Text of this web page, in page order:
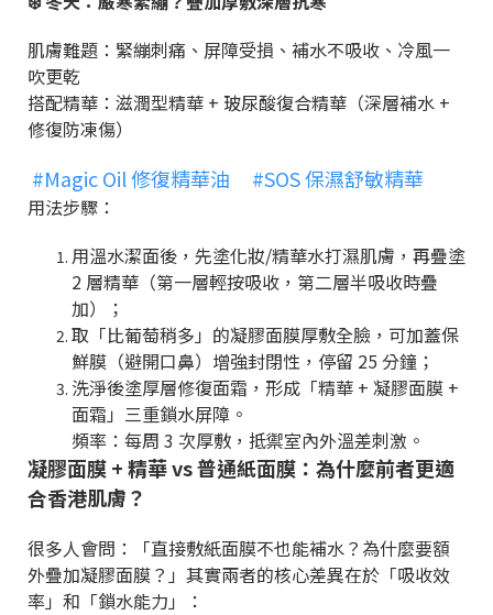
肌膚難題：緊繃刺痛、屏障受損、補水不吸收、冷風一
吹更乾
搭配精華：滋潤型精華 + 玻尿酸復合精華（深層補水 +
修復防凍傷）
#Magic Oil 修復精華油 #SOS 保濕舒敏精華
用法步驟：
用溫水潔面後，先塗化妝/精華水打濕肌膚，再疊塗
2 層精華（第一層輕按吸收，第二層半吸收時疊
加）；
取「比葡萄稍多」的凝膠面膜厚敷全臉，可加蓋保
鮮膜（避開口鼻）增強封閉性，停留 25 分鐘；
洗淨後塗厚層修復面霜，形成「精華 + 凝膠面膜 +
面霜」三重鎖水屏障。
頻率：每周 3 次厚敷，抵禦室內外溫差刺激。
凝膠面膜+精華vs普通紙面膜：為什麼前者更適
合香港肌膚？
很多人會問：「直接敷紙面膜不也能補水？為什麼要額
外疊加凝膠面膜？」其實兩者的核心差異在於「吸收效
率」和「鎖水能力」：